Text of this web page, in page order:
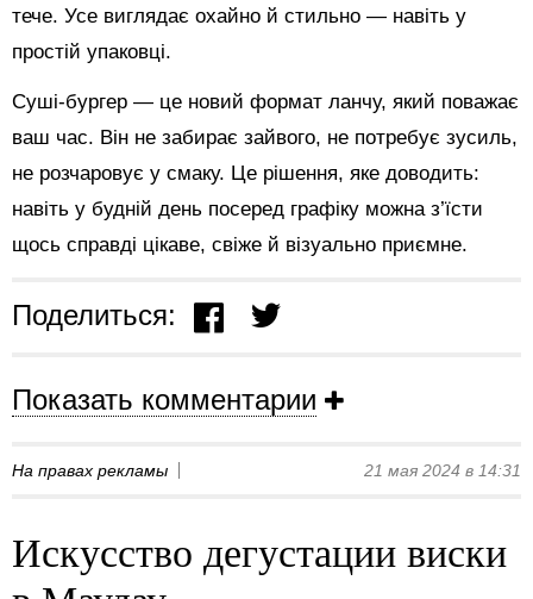
тече. Усе виглядає охайно й стильно — навіть у
простій упаковці.
Суші-бургер — це новий формат ланчу, який поважає
ваш час. Він не забирає зайвого, не потребує зусиль,
не розчаровує у смаку. Це рішення, яке доводить:
навіть у будній день посеред графіку можна з’їсти
щось справді цікаве, свіже й візуально приємне.
Поделиться:
Показать комментарии
На правах рекламы 21 мая 2024 в 14:31
Искусство дегустации виски